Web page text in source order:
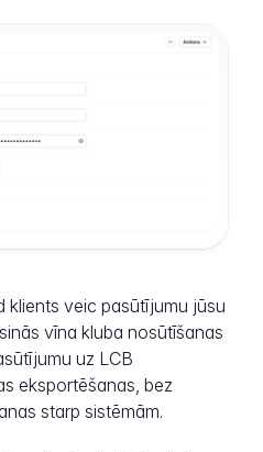
klients veic pasūtījumu jūsu
vīna kluba nosūtīšanas
uz LCB
eksportēšanas, bez
starp sistēmām.